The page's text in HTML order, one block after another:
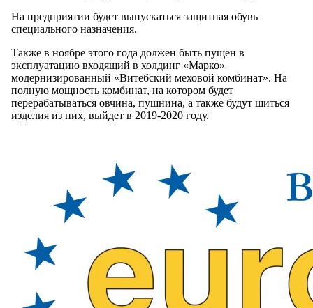
На предприятии будет выпускаться защитная обувь
специального назначения.
Также в ноябре этого года должен быть пущен в
эксплуатацию входящий в холдинг «Марко»
модернизированный «Витебский меховой комбинат». На
полную мощность комбинат, на котором будет
перерабатываться овчина, пушнина, а также будут шиться
изделия из них, выйдет в 2019-2020 году.